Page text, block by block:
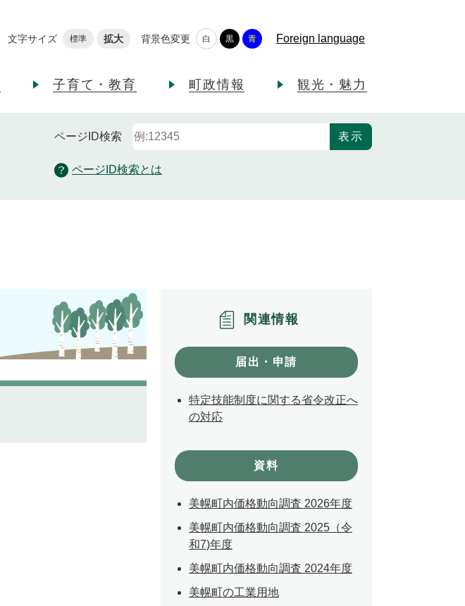
文字サイズ 標準 拡大 背景色変更 白 黒 青 Foreign language
子育て・教育 町政情報 観光・魅力
ページID検索
ページID検索とは
関連情報
届出・申請
特定技能制度に関する省令改正へ
の対応
資料
美幌町内価格動向調査 2026年度
美幌町内価格動向調査 2025（令
和7)年度
美幌町内価格動向調査 2024年度
美幌町の工業用地